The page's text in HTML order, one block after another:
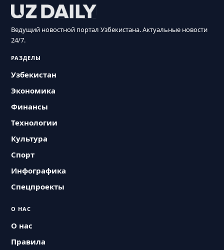
Ведущий новостной портал Узбекистана. Актуальные новости
24/7.
РАЗДЕЛЫ
Узбекистан
Экономика
Финансы
Технологии
Культура
Спорт
Инфографика
Спецпроекты
О НАС
О нас
Правила